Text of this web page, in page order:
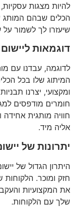
להיות מצגות
הכלים שבהם המותג
שיעזרו לך לשמור
דוגמאות
לדוגמה, עבדנו עם
המיתוג שלו בכל
ומקצועי, יצרנו
חומרים מודפסים
חוויה מותגית
אליה מיד.
יתרונות של
היתרון הגדול של
חזק ומוכר. הלקוחות
את המקצועיות
שלך עם הלקוחות.